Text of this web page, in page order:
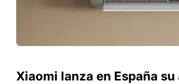
Xiaomi lanza en España